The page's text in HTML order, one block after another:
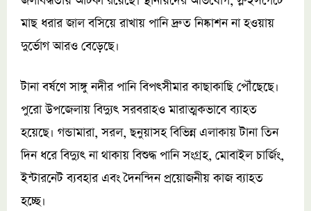
মাছ ধরার জাল বসিয়ে রাখায় পানি দ্রুত নিষ্কাশন না হওয়ায়
দুর্ভোগ আরও বেড়েছে।
টানা বর্ষণে সাঙ্গু নদীর পানি বিপৎসীমার কাছাকাছি পৌঁছেছে।
পুরো উপজেলায় বিদ্যুৎ সরবরাহও মারাত্মকভাবে ব্যাহত
হয়েছে। গন্ডামারা, সরল, ছনুয়াসহ বিভিন্ন এলাকায় টানা তিন
দিন ধরে বিদ্যুৎ না থাকায় বিশুদ্ধ পানি সংগ্রহ, মোবাইল চার্জিং,
ইন্টারনেট ব্যবহার এবং দৈনন্দিন প্রয়োজনীয় কাজ ব্যাহত
হচ্ছে।